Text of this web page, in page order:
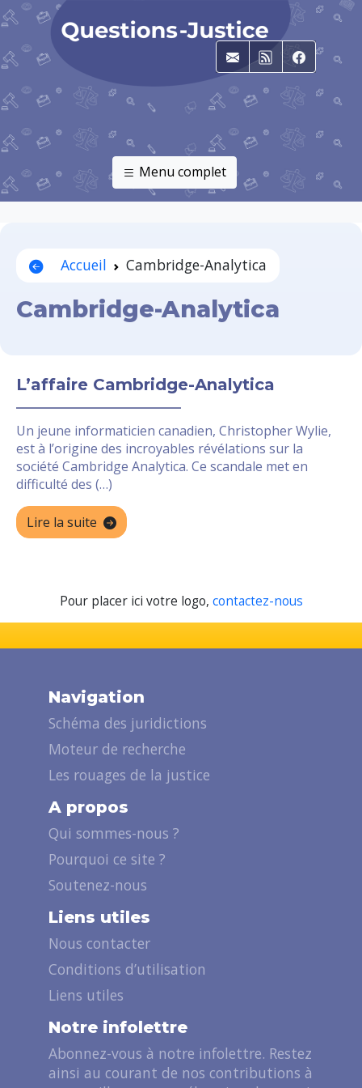
E-mailRSS
Menu complet
Accueil Cambridge-Analytica
Cambridge-Analytica
L’affaire Cambridge-Analytica
Un jeune informaticien canadien, Christopher Wylie,
est à l’origine des incroyables révélations sur la
société Cambridge Analytica. Ce scandale met en
difficulté des (…)
Lire la suite
Pour placer ici votre logo, contactez-nous
Navigation
Schéma des juridictions
Moteur de recherche
Les rouages de la justice
A propos
Qui sommes-nous ?
Pourquoi ce site ?
Soutenez-nous
Liens utiles
Nous contacter
Conditions d’utilisation
Liens utiles
Notre infolettre
Abonnez-vous à notre infolettre. Restez
ainsi au courant de nos contributions à